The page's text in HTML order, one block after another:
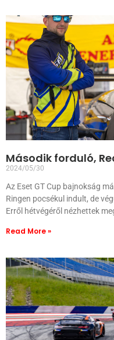
Második forduló,
2024/05/30
Az Eset GT Cup bajnokság
Ringen pocsékul indult, de
Erről hétvégéről nézhettek
Read More »